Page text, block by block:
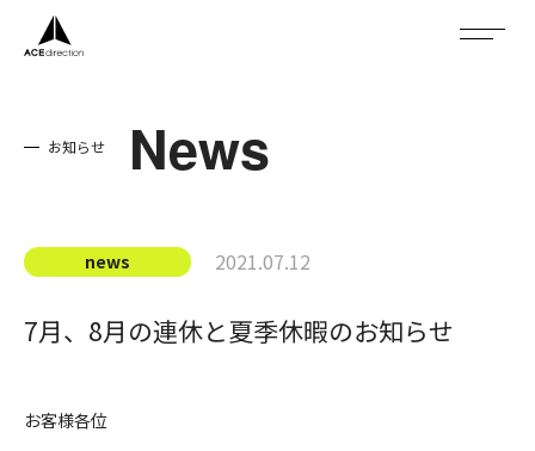
About
Recruit
お知らせ News
news 2021.07.12
7月、8月の連休と夏季休暇のお知らせ
お客様各位